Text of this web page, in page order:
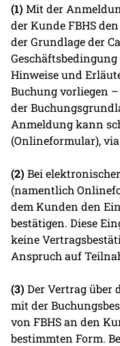
(1) Mit der
der Kunde FBHS
der Grundlage der
Hinweise und
Buchung vorliegen
der
Anmeldung kann
(Onlineformular),
(2) Bei
(namentlich
dem Kunden den
bestätigen. Diese
keine
Anspruch auf
(3) Der Vertrag über
mit der
von FBHS an den
bestimmten Form.